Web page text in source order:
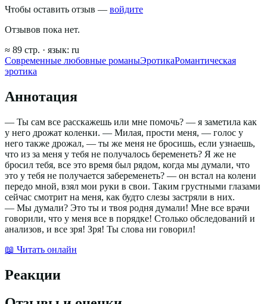
Чтобы оставить отзыв — войдите
Отзывов пока нет.
≈ 89 стр. · язык: ru
Современные любовные романыЭротикаРомантическая
эротика
Аннотация
— Ты сам все расскажешь или мне помочь? — я заметила как
у него дрожат коленки. — Милая, прости меня, — голос у
него также дрожал, — ты же меня не бросишь, если узнаешь,
что из за меня у тебя не получалось беременеть? Я же не
бросил тебя, все это время был рядом, когда мы думали, что
это у тебя не получается забеременеть? — он встал на колени
передо мной, взял мои руки в свои. Таким грустными глазами
сейчас смотрит на меня, как будто слезы застряли в них.
— Мы думали? Это ты и твоя родня думали! Мне все врачи
говорили, что у меня все в порядке! Столько обследований и
анализов, и все зря! Зря! Ты слова ни говорил!
📖 Читать онлайн
Реакции